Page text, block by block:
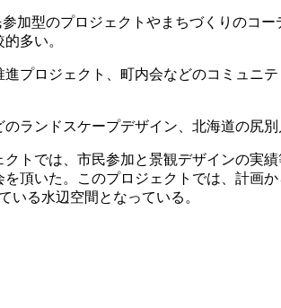
加型のプロジェクトやまちづくりのコ
多い。
プロジェクト、町内会などのコミュニ
ランドスケープデザイン、北海道の尻
トでは、市民参加と景観デザインの実
頂いた。このプロジェクトでは、計画
いる水辺空間となっている。